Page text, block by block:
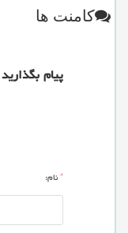
کامنت ها
پیام بگذارید
*نام: